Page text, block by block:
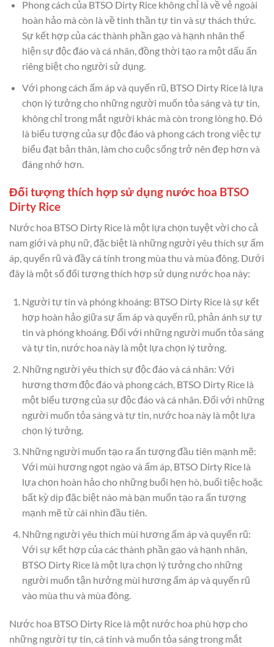
Phong cách của BTSO Dirty Rice không chỉ là về vẻ ngoài
hoàn hảo mà còn là về tinh thần tự tin và sự thách thức.
Sự kết hợp của các thành phần gạo và hạnh nhân thể
hiện sự độc đáo và cá nhân, đồng thời tạo ra một dấu ấn
riêng biệt cho người sử dụng.
Với phong cách ấm áp và quyến rũ, BTSO Dirty Rice là lựa
chọn lý tưởng cho những người muốn tỏa sáng và tự tin,
không chỉ trong mắt người khác mà còn trong lòng họ. Đó
là biểu tượng của sự độc đáo và phong cách trong việc tự
biểu đạt bản thân, làm cho cuộc sống trở nên đẹp hơn và
đáng nhớ hơn.
Đối tượng thích hợp sử dụng nước hoa BTSO
Dirty Rice
Nước hoa BTSO Dirty Rice là một lựa chọn tuyệt vời cho cả
nam giới và phụ nữ, đặc biệt là những người yêu thích sự ấm
áp, quyến rũ và đầy cá tính trong mùa thu và mùa đông. Dưới
đây là một số đối tượng thích hợp sử dụng nước hoa này:
Người tự tin và phóng khoáng: BTSO Dirty Rice là sự kết
hợp hoàn hảo giữa sự ấm áp và quyến rũ, phản ánh sự tự
tin và phóng khoáng. Đối với những người muốn tỏa sáng
và tự tin, nước hoa này là một lựa chọn lý tưởng.
Những người yêu thích sự độc đáo và cá nhân: Với
hương thơm độc đáo và phong cách, BTSO Dirty Rice là
một biểu tượng của sự độc đáo và cá nhân. Đối với những
người muốn tỏa sáng và tự tin, nước hoa này là một lựa
chọn lý tưởng.
Những người muốn tạo ra ấn tượng đầu tiên mạnh mẽ:
Với mùi hương ngọt ngào và ấm áp, BTSO Dirty Rice là
lựa chọn hoàn hảo cho những buổi hẹn hò, buổi tiệc hoặc
bất kỳ dịp đặc biệt nào mà bạn muốn tạo ra ấn tượng
mạnh mẽ từ cái nhìn đầu tiên.
Những người yêu thích mùi hương ấm áp và quyến rũ:
Với sự kết hợp của các thành phần gạo và hạnh nhân,
BTSO Dirty Rice là một lựa chọn lý tưởng cho những
người muốn tận hưởng mùi hương ấm áp và quyến rũ
vào mùa thu và mùa đông.
Nước hoa BTSO Dirty Rice là một nước hoa phù hợp cho
những người tự tin, cá tính và muốn tỏa sáng trong mắt